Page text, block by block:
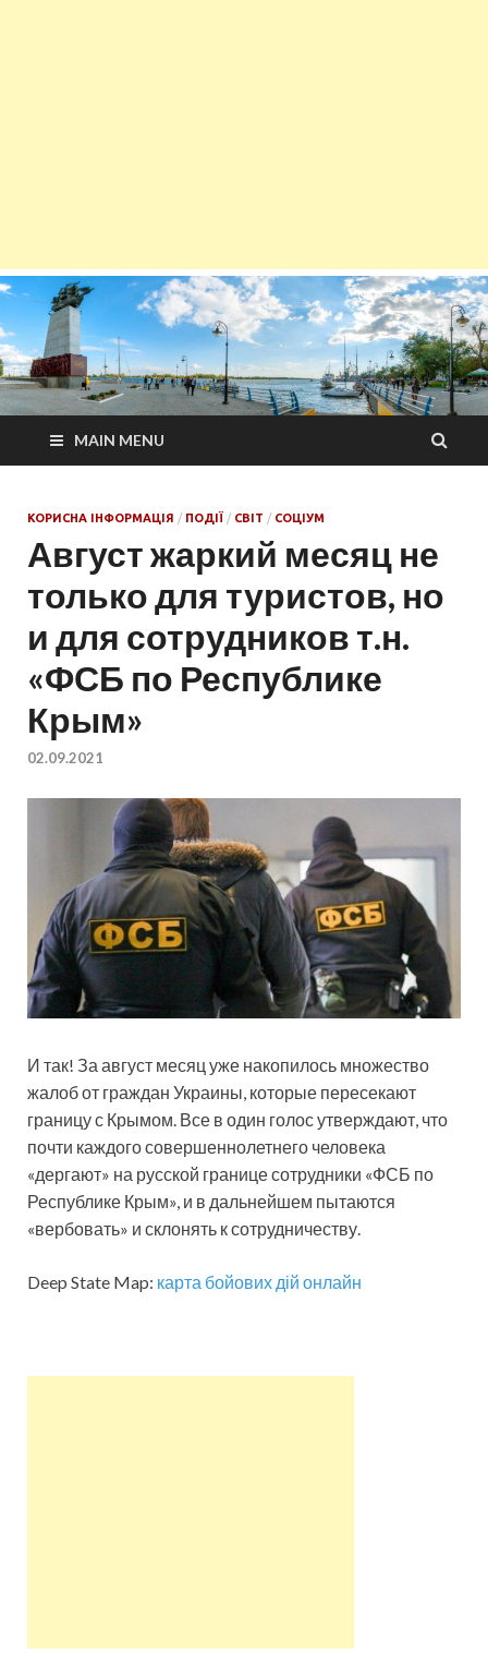
MAIN MENU
КОРИСНА ІНФОРМАЦІЯ / ПОДІЇ / СВІТ / СОЦІУМ
Август жаркий месяц не
только для туристов, но
и для сотрудников т.н.
«ФСБ по Республике
Крым»
02.09.2021
И так! За август месяц уже накопилось множество
жалоб от граждан Украины, которые пересекают
границу с Крымом. Все в один голос утверждают, что
почти каждого совершеннолетнего человека
«дергают» на русской границе сотрудники «ФСБ по
Республике Крым», и в дальнейшем пытаются
«вербовать» и склонять к сотрудничеству.
Deep State Map: карта бойових дій онлайн